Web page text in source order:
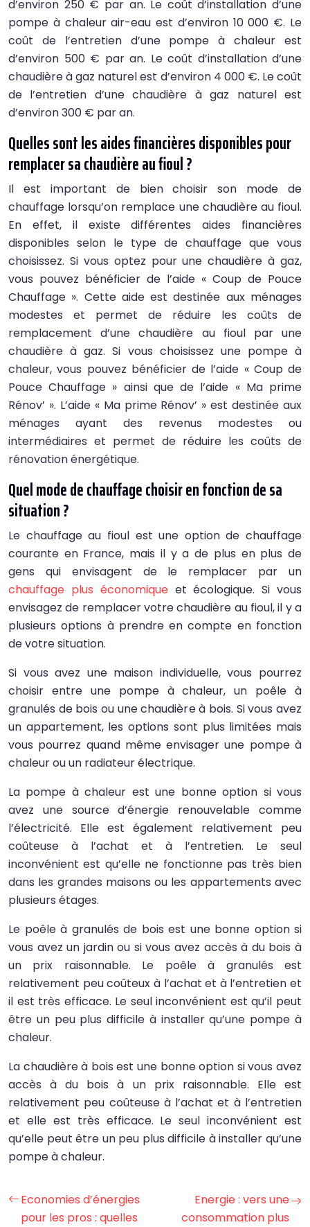
d’environ 250 € par an. Le coût d’installation d’une
pompe à chaleur air-eau est d’environ 10 000 €. Le
coût de l’entretien d’une pompe à chaleur est
d’environ 500 € par an. Le coût d’installation d’une
chaudière à gaz naturel est d’environ 4 000 €. Le coût
de l’entretien d’une chaudière à gaz naturel est
d’environ 300 € par an.
Quelles sont les aides financières disponibles pour
remplacer sa chaudière au fioul ?
Il est important de bien choisir son mode de
chauffage lorsqu’on remplace une chaudière au fioul.
En effet, il existe différentes aides financières
disponibles selon le type de chauffage que vous
choisissez. Si vous optez pour une chaudière à gaz,
vous pouvez bénéficier de l’aide « Coup de Pouce
Chauffage ». Cette aide est destinée aux ménages
modestes et permet de réduire les coûts de
remplacement d’une chaudière au fioul par une
chaudière à gaz. Si vous choisissez une pompe à
chaleur, vous pouvez bénéficier de l’aide « Coup de
Pouce Chauffage » ainsi que de l’aide « Ma prime
Rénov’ ». L’aide « Ma prime Rénov’ » est destinée aux
ménages ayant des revenus modestes ou
intermédiaires et permet de réduire les coûts de
rénovation énergétique.
Quel mode de chauffage choisir en fonction de sa
situation ?
Le chauffage au fioul est une option de chauffage
courante en France, mais il y a de plus en plus de
gens qui envisagent de le remplacer par un
chauffage plus économiqueet écologique. Si vous
envisagez de remplacer votre chaudière au fioul, il y a
plusieurs options à prendre en compte en fonction
de votre situation.
Si vous avez une maison individuelle, vous pourrez
choisir entre une pompe à chaleur, un poêle à
granulés de bois ou une chaudière à bois. Si vous avez
un appartement, les options sont plus limitées mais
vous pourrez quand même envisager une pompe à
chaleur ou un radiateur électrique.
La pompe à chaleur est une bonne option si vous
avez une source d’énergie renouvelable comme
l’électricité. Elle est également relativement peu
coûteuse à l’achat et à l’entretien. Le seul
inconvénient est qu’elle ne fonctionne pas très bien
dans les grandes maisons ou les appartements avec
plusieurs étages.
Le poêle à granulés de bois est une bonne option si
vous avez un jardin ou si vous avez accès à du bois à
un prix raisonnable. Le poêle à granulés est
relativement peu coûteux à l’achat et à l’entretien et
il est très efficace. Le seul inconvénient est qu’il peut
être un peu plus difficile à installer qu’une pompe à
chaleur.
La chaudière à bois est une bonne option si vous avez
accès à du bois à un prix raisonnable. Elle est
relativement peu coûteuse à l’achat et à l’entretien
et elle est très efficace. Le seul inconvénient est
qu’elle peut être un peu plus difficile à installer qu’une
pompe à chaleur.
Economies d’énergies
pour les pros : quelles
Energie : vers une
consommation plus